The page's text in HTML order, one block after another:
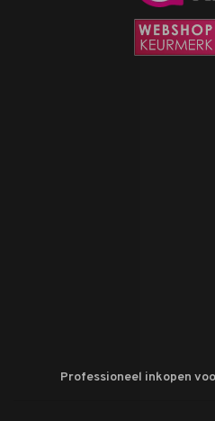
Professioneel inkopen